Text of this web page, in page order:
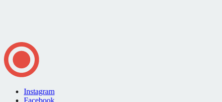
Instagram
Facebook